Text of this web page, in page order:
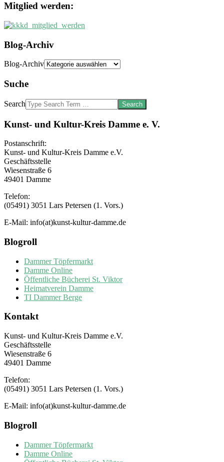
Mitglied werden:
Blog-Archiv
Blog-Archiv
Suche
Search
Kunst- und Kultur-Kreis Damme e. V.
Postanschrift:
Kunst- und Kultur-Kreis Damme e.V.
Geschäftsstelle
Wiesenstraße 6
49401 Damme
Telefon:
(05491) 3051 Lars Petersen (1. Vors.)
E-Mail: info(at)kunst-kultur-damme.de
Blogroll
Dammer Töpfermarkt
Damme Online
Öffentliche Bücherei St. Viktor
Heimatverein Damme
TI Dammer Berge
Kontakt
Kunst- und Kultur-Kreis Damme e.V.
Geschäftsstelle
Wiesenstraße 6
49401 Damme
Telefon:
(05491) 3051 Lars Petersen (1. Vors.)
E-Mail: info(at)kunst-kultur-damme.de
Blogroll
Dammer Töpfermarkt
Damme Online